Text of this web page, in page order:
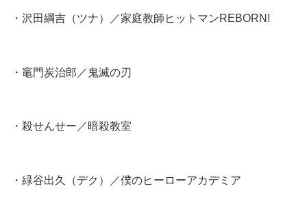
・沢田綱吉（ツナ）／家庭教師ヒットマンREBORN!
・竈門炭治郎／鬼滅の刃
・殺せんせー／暗殺教室
・緑谷出久（デク）／僕のヒーローアカデミア